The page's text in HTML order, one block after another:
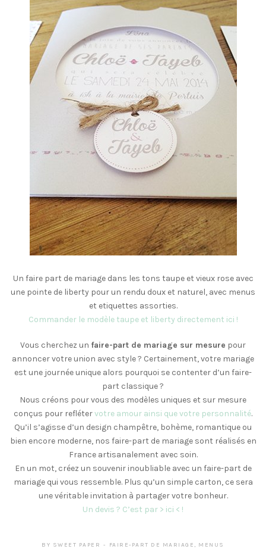
Un faire part de mariage dans les tons taupe et vieux rose avec
une pointe de liberty pour un rendu doux et naturel, avec menus
et etiquettes assorties.
Commander le modèle taupe et liberty directement ici !
Vous cherchez un faire-part de mariage sur mesure pour
annoncer votre union avec style ? Certainement, votre mariage
est une journée unique alors pourquoi se contenter d’un faire-
part classique ?
Nous créons pour vous des modèles uniques et sur mesure
conçus pour reflétervotre amour ainsi que votre personnalité.
Qu’il s’agisse d’un design champêtre, bohème, romantique ou
bien encore moderne, nos faire-part de mariage sont réalisés en
France artisanalement avec soin.
En un mot, créez un souvenir inoubliable avec un faire-part de
mariage qui vous ressemble. Plus qu’un simple carton, ce sera
une véritable invitation à partager votre bonheur.
Un devis ? C’est par > ici < !
BY SWEET PAPER FAIRE-PART DE MARIAGE , MENUS